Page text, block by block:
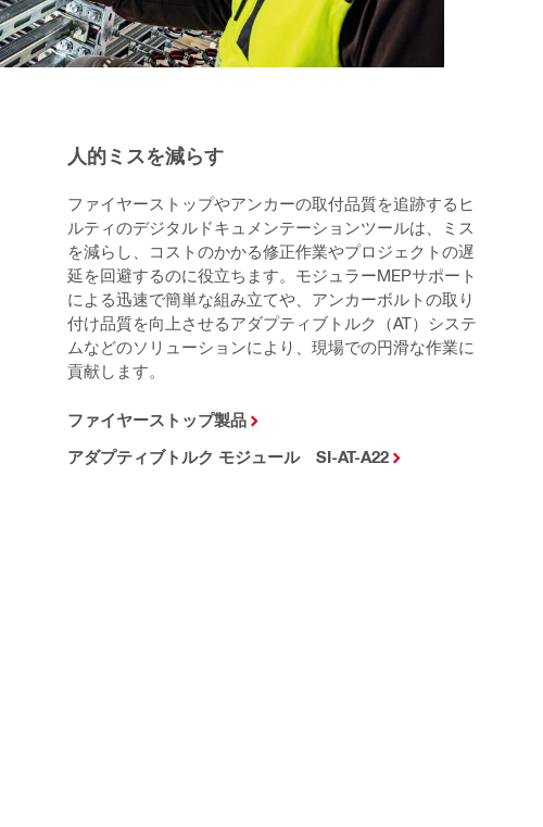
人的ミスを減らす
ファイヤーストップやアンカーの取付品質を追跡するヒ
ルティのデジタルドキュメンテーションツールは、ミス
を減らし、コストのかかる修正作業やプロジェクトの遅
延を回避するのに役立ちます。モジュラーMEPサポート
による迅速で簡単な組み立てや、アンカーボルトの取り
付け品質を向上させるアダプティブトルク（AT）システ
ムなどのソリューションにより、現場での円滑な作業に
貢献します。
ファイヤーストップ製品
アダプティブトルク モジュール SI-AT-A22